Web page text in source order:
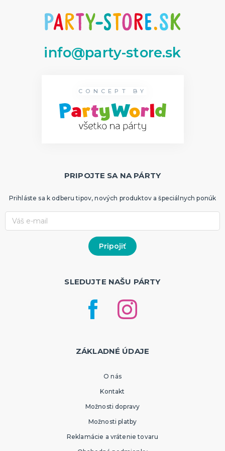
info@party-store.sk
CONCEPT BY
PRIPOJTE SA NA PÁRTY
Prihláste sa k odberu tipov, nových produktov a špeciálnych ponúk
SLEDUJTE NAŠU PÁRTY
ZÁKLADNÉ ÚDAJE
O nás
Kontakt
Možnosti dopravy
Možnosti platby
Reklamácie a vrátenie tovaru